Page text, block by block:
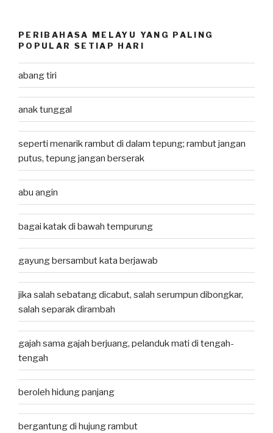
PERIBAHASA MELAYU YANG PALING
POPULAR SETIAP HARI
abang tiri
anak tunggal
seperti menarik rambut di dalam tepung; rambut jangan
putus, tepung jangan berserak
abu angin
bagai katak di bawah tempurung
gayung bersambut kata berjawab
jika salah sebatang dicabut, salah serumpun dibongkar,
salah separak dirambah
gajah sama gajah berjuang, pelanduk mati di tengah-
tengah
beroleh hidung panjang
bergantung di hujung rambut